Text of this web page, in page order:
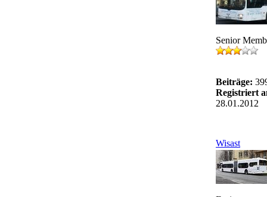
Senior
Beiträge:
Registriert
28.01.2012
Wisast